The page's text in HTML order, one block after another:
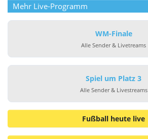
Mehr Live-Programm
WM-Finale
Alle Sender & Livetreams
Spiel um Platz 3
Alle Sender & Livestreams
Fußball heute live